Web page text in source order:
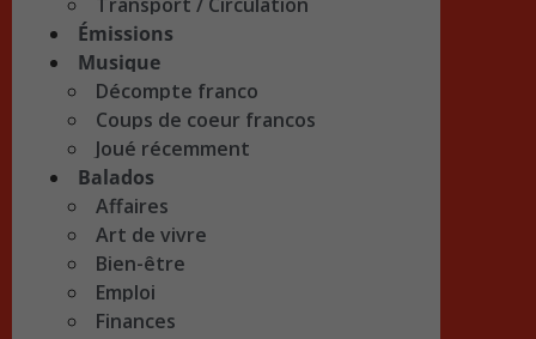
Émissions
Musique
Décompte franco
Coups de coeur francos
Joué récemment
Balados
Affaires
Art de vivre
Bien-être
Emploi
Finances